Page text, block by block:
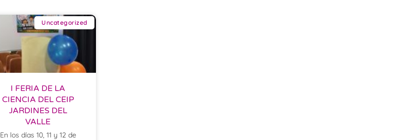
Uncategorized
I FERIA DE LA
CIENCIA DEL CEIP
JARDINES DEL
VALLE
En los días 10, 11 y 12 de